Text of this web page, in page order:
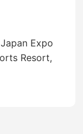
Expo
Resort,